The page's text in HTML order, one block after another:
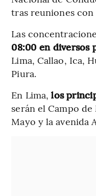
tras reuniones
Las
08:00 en diversos
Lima, Callao, Ica,
Piura.
En Lima,los
serán el Campo de
Mayo y la avenida